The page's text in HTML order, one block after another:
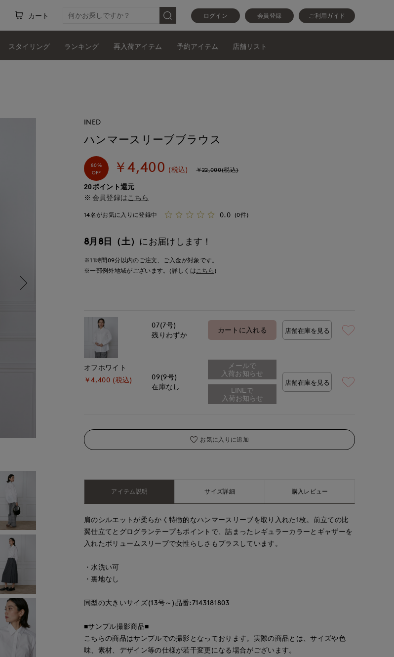
ログイン 会員登録 ご利用ガイド
カート
スタイリング ランキング 再入荷アイテム 予約アイテム 店舗リスト
INED
ハンマースリーブブラウス
80%
OFF
￥4,400 (税込) ￥22,000(税込)
20ポイント還元
会員登録は こちら
14名がお気に入りに登録中 0.0 (0件)
8月8日（土） にお届けします！
※11時間09分以内のご注文、ご入金が対象です。
※一部例外地域がございます。(詳しくはこちら )
オフホワイト
￥4,400 (税込)
07(7号)
残りわずか
カートに入れる 店舗在庫を見る
09(9号)
在庫なし
メールで
入荷お知らせ
店舗在庫を見る
お気に入りに追加
アイテム説明 サイズ詳細 購入レビュー
肩のシルエットが柔らかく特徴的なハンマースリーブを取り入れた1枚。前立ての比
翼仕立てとグログランテープもポイントで、詰まったレギュラーカラーとギャザーを
入れたボリュームスリーブで女性らしさもプラスしています。
・水洗い可
・裏地なし
同型の大きいサイズ(13号～)品番:7143181803
■サンプル撮影商品■
こちらの商品はサンプルでの撮影となっております。実際の商品とは、サイズや色
味、素材、デザイン等の仕様が若干変更になる場合がございます。